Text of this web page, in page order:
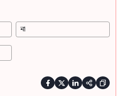
না
    